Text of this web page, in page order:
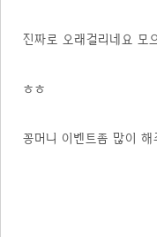
진짜로 오래걸리네요 모
ㅎㅎ
꽁머니 이벤트좀 많이